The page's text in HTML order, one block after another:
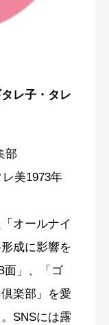
レ子・タレ
部
美1973年
オールナイ
成に影響を
面」、「ゴ
楽部」を愛
SNSには露